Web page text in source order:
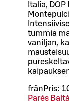
Italia,
tummia
vaniljan,
från Pris:
Parés